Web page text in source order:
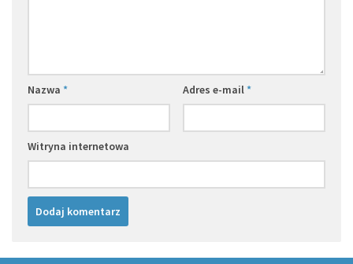
Nazwa * Adres e-mail*
Witryna internetowa